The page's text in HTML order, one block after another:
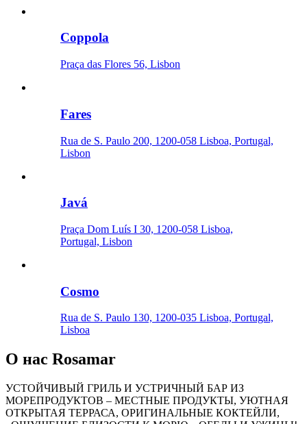
Coppola
Praça das Flores 56, Lisbon
Fares
Rua de S. Paulo 200, 1200-058 Lisboa, Portugal,
Lisbon
Javá
Praça Dom Luís I 30, 1200-058 Lisboa,
Portugal, Lisbon
Cosmo
Rua de S. Paulo 130, 1200-035 Lisboa, Portugal,
Lisboa
О нас Rosamar
УСТОЙЧИВЫЙ ГРИЛЬ И УСТРИЧНЫЙ БАР ИЗ
МОРЕПРОДУКТОВ – МЕСТНЫЕ ПРОДУКТЫ, УЮТНАЯ
ОТКРЫТАЯ ТЕРРАСА, ОРИГИНАЛЬНЫЕ КОКТЕЙЛИ,